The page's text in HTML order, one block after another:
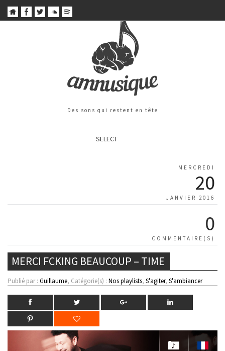
Des sons qui restent en tête
SELECT
MERCREDI
20
JANVIER 2016
0
COMMENTAIRE(S)
MERCI FCKING BEAUCOUP – TIME
Publié par : Guillaume, Catégorie(s) : Nos playlists, S'agiter, S'ambiancer